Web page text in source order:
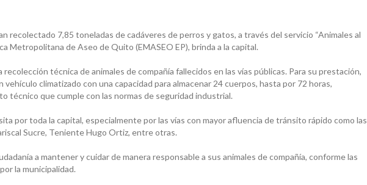
recolectado 7,85 toneladas de cadáveres de perros y gatos, a través del servicio “Animales al
Metropolitana de Aseo de Quito (EMASEO EP), brinda a la capital.
técnica de animales de compañía fallecidos en las vías públicas. Para su prestación,
vehículo climatizado con una capacidad para almacenar 24 cuerpos, hasta por 72 horas,
técnico que cumple con las normas de seguridad industrial.
por toda la capital, especialmente por las vías con mayor afluencia de tránsito rápido como las
Sucre, Teniente Hugo Ortiz, entre otras.
a mantener y cuidar de manera responsable a sus animales de compañía, conforme las
la municipalidad.